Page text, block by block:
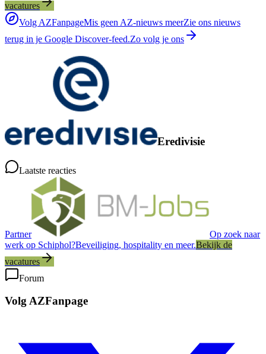
vacatures
Volg AZFanpageMis geen AZ-nieuws meerZie ons nieuws
terug in je Google Discover-feed.Zo volg je ons
Eredivisie
Laatste reacties
Partner
Op zoek naar
werk op Schiphol?Beveiliging, hospitality en meer.Bekijk de
vacatures
Forum
Volg AZFanpage